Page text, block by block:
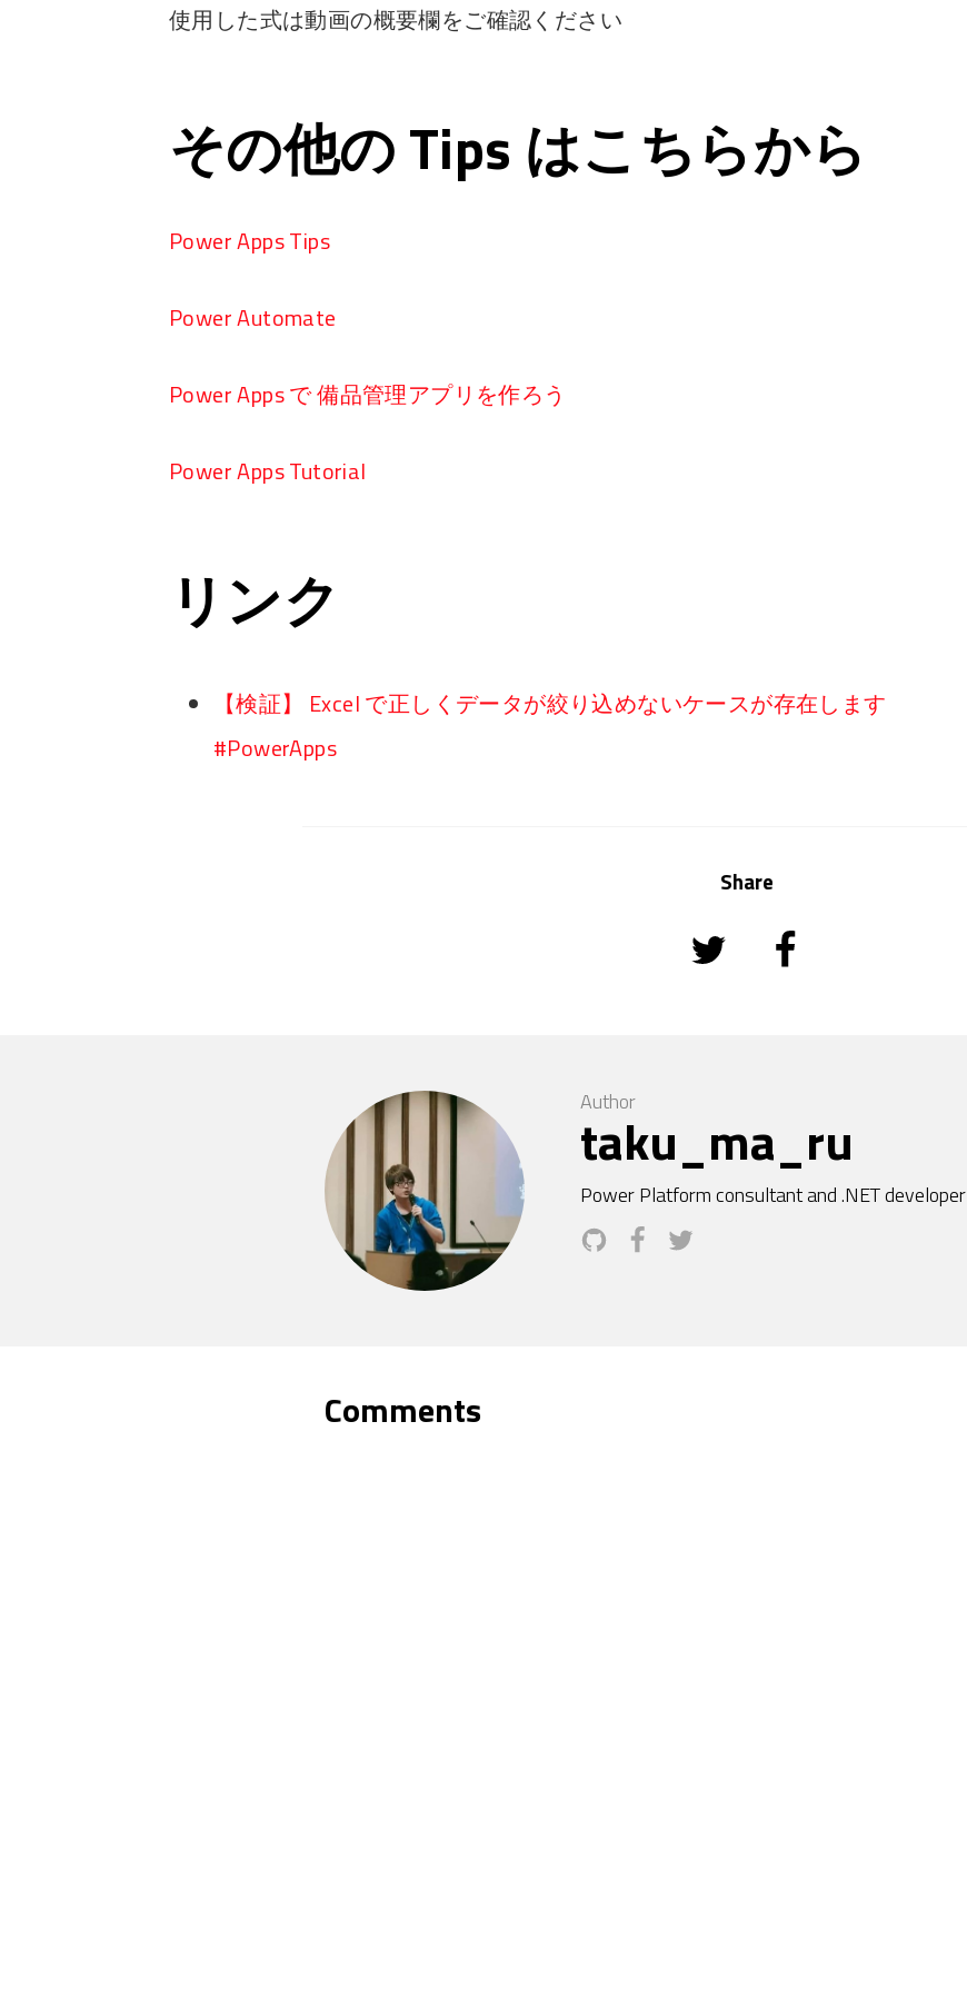
使用した式は動画の概要欄をご確認ください
その他の Tips はこちらから
Power Apps Tips
Power Automate
Power Apps で 備品管理アプリを作ろう
Power Apps Tutorial
リンク
【検証】 Excel で正しくデータが絞り込めないケースが存在します
#PowerApps
Share
Author
taku_ma_ru
Power Platform consultant and .NET developer
Comments